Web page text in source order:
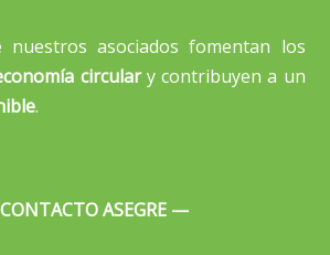
nuestros asociados fomentan los
circulary contribuyen a un
.
ASEGRE —